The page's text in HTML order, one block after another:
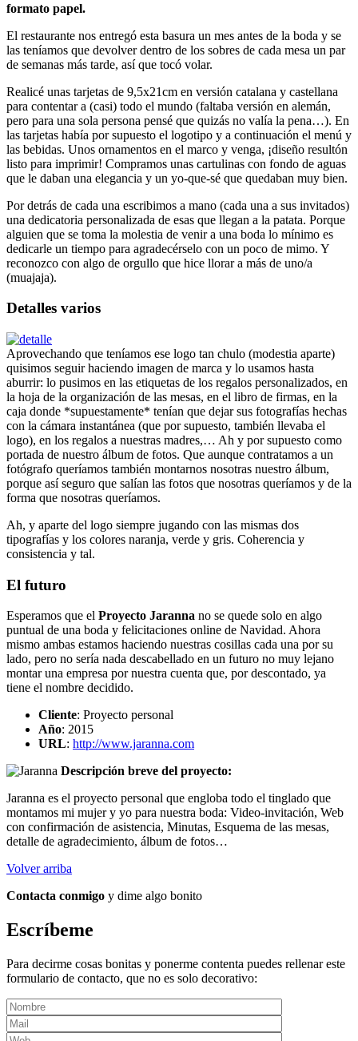
formato papel.
El restaurante nos entregó esta basura un mes antes de la boda y se
las teníamos que devolver dentro de los sobres de cada mesa un par
de semanas más tarde, así que tocó volar.
Realicé unas tarjetas de 9,5x21cm en versión catalana y castellana
para contentar a (casi) todo el mundo (faltaba versión en alemán,
pero para una sola persona pensé que quizás no valía la pena…). En
las tarjetas había por supuesto el logotipo y a continuación el menú y
las bebidas. Unos ornamentos en el marco y venga, ¡diseño resultón
listo para imprimir! Compramos unas cartulinas con fondo de aguas
que le daban una elegancia y un yo-que-sé que quedaban muy bien.
Por detrás de cada una escribimos a mano (cada una a sus invitados)
una dedicatoria personalizada de esas que llegan a la patata. Porque
alguien que se toma la molestia de venir a una boda lo mínimo es
dedicarle un tiempo para agradecérselo con un poco de mimo. Y
reconozco con algo de orgullo que hice llorar a más de uno/a
(muajaja).
Detalles varios
Aprovechando que teníamos ese logo tan chulo (modestia aparte)
quisimos seguir haciendo imagen de marca y lo usamos hasta
aburrir: lo pusimos en las etiquetas de los regalos personalizados, en
la hoja de la organización de las mesas, en el libro de firmas, en la
caja donde *supuestamente* tenían que dejar sus fotografías hechas
con la cámara instantánea (que por supuesto, también llevaba el
logo), en los regalos a nuestras madres,… Ah y por supuesto como
portada de nuestro álbum de fotos. Que aunque contratamos a un
fotógrafo queríamos también montarnos nosotras nuestro álbum,
porque así seguro que salían las fotos que nosotras queríamos y de la
forma que nosotras queríamos.
Ah, y aparte del logo siempre jugando con las mismas dos
tipografías y los colores naranja, verde y gris. Coherencia y
consistencia y tal.
El futuro
Esperamos que el Proyecto Jaranna no se quede solo en algo
puntual de una boda y felicitaciones online de Navidad. Ahora
mismo ambas estamos haciendo nuestras cosillas cada una por su
lado, pero no sería nada descabellado en un futuro no muy lejano
montar una empresa por nuestra cuenta que, por descontado, ya
tiene el nombre decidido.
Cliente: Proyecto personal
Año: 2015
URL: http://www.jaranna.com
Descripción breve del proyecto:
Jaranna es el proyecto personal que engloba todo el tinglado que
montamos mi mujer y yo para nuestra boda: Video-invitación, Web
con confirmación de asistencia, Minutas, Esquema de las mesas,
detalle de agradecimiento, álbum de fotos…
Volver arriba
Contacta conmigo y dime algo bonito
Escríbeme
Para decirme cosas bonitas y ponerme contenta puedes rellenar este
formulario de contacto, que no es solo decorativo: